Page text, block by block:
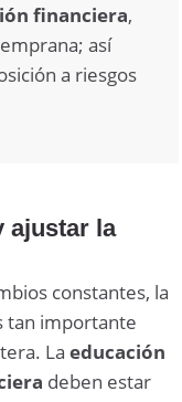
financiera,
así
a riesgos
ajustar la
constantes, la
tan importante
Laeducación
deben estar